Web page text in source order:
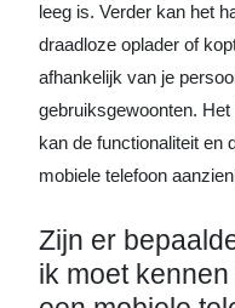
leeg is. Verder kan het
draadloze oplader of
afhankelijk van je
gebruiksgewoonten.
kan de functionaliteit en
mobiele telefoon
Zijn er
ik moet